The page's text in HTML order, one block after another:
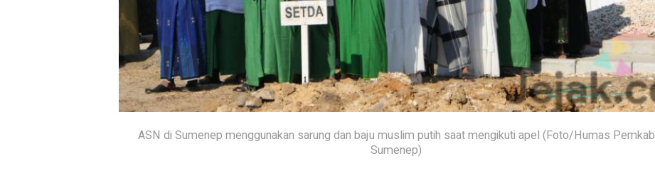
ASN di Sumenep menggunakan sarung dan baju muslim putih saat mengikuti apel (Foto/Humas Pemkab
Sumenep)